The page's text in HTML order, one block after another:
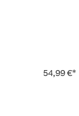
54,99 €*